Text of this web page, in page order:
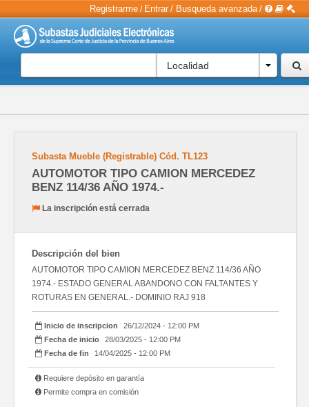
Registrarme / Entrar / Busqueda avanzada /
Localidad
Subasta Mueble (Registrable) Cód. TL123
AUTOMOTOR TIPO CAMION MERCEDEZ
BENZ 114/36 AÑO 1974.-
La inscripción está cerrada
Descripción del bien
AUTOMOTOR TIPO CAMION MERCEDEZ BENZ 114/36 AÑO
1974.- ESTADO GENERAL ABANDONO CON FALTANTES Y
ROTURAS EN GENERAL.- DOMINIO RAJ 918
Inicio de inscripcion
26/12/2024 - 12:00 PM
Fecha de inicio
28/03/2025 - 12:00 PM
Fecha de fin
14/04/2025 - 12:00 PM
Requiere depósito en garantía
Permite compra en comisión